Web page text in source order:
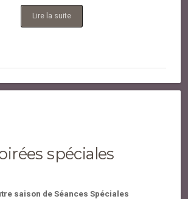
Lire la suite
spéciales
saison de Séances Spéciales